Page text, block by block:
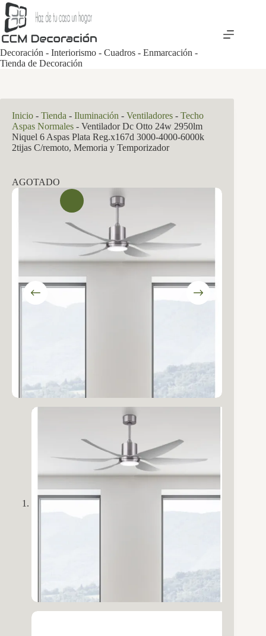
Saltar
al
contenido
Decoración - Interiorismo - Cuadros - Enmarcación -
Tienda de Decoración
Inicio - Tienda - Iluminación - Ventiladores - Techo
Aspas Normales - Ventilador Dc Otto 24w 2950lm
Niquel 6 Aspas Plata Reg.x167d 3000-4000-6000k
2tijas C/remoto, Memoria y Temporizador
AGOTADO